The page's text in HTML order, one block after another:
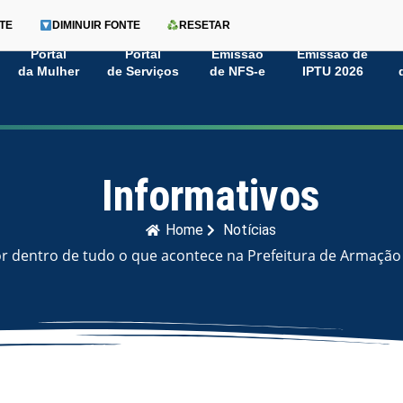
Portal
da Mulher
Portal
de Serviços
Emissão
de NFS-e
Emissão de
IPTU 2026
DIMINUIR FONTE RESETAR
Informativos
Home Notícias
dentro de tudo o que acontece na Prefeitura de